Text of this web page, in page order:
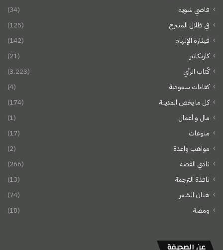
فاضي شوية
(34)
في ظلال المسرح
(125)
قيثارة الإلهام
(142)
كاريكاتير
(21)
كُتاب الرأي
(3٬223)
كفاءات سعودية
(4)
كل ما يخص المدينة
(174)
مال و أعمال
(1)
منوعات
(17)
مواهب واعدة
(2)
نادي القصة
(266)
نافذة الترجمة
(13)
هتان الشعر
(74)
ومضة
(18)
عن الصحيفة